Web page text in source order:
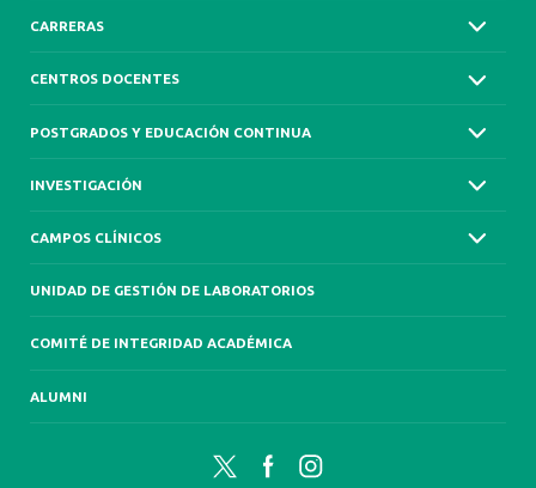
CARRERAS
CENTROS DOCENTES
POSTGRADOS Y EDUCACIÓN CONTINUA
INVESTIGACIÓN
CAMPOS CLÍNICOS
UNIDAD DE GESTIÓN DE LABORATORIOS
COMITÉ DE INTEGRIDAD ACADÉMICA
ALUMNI
Twitter FacebookInstagram